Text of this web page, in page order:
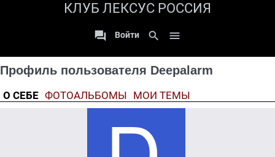
КЛУБ ЛЕКСУС РОССИЯ
 Войти search 
Профиль пользователя Deepalarm
О СЕБЕ ФОТОАЛЬБОМЫ МОИ ТЕМЫ